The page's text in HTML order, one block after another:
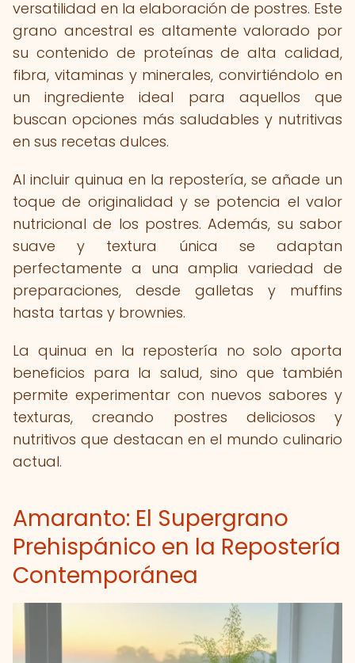
versatilidad en la elaboración de postres. Este
grano ancestral es altamente valorado por
su contenido de proteínas de alta calidad,
fibra, vitaminas y minerales, convirtiéndolo en
un ingrediente ideal para aquellos que
buscan opciones más saludables y nutritivas
en sus recetas dulces.
Al incluir quinua en la repostería, se añade un
toque de originalidad y se potencia el valor
nutricional de los postres. Además, su sabor
suave y textura única se adaptan
perfectamente a una amplia variedad de
preparaciones, desde galletas y muffins
hasta tartas y brownies.
La quinua en la repostería no solo aporta
beneficios para la salud, sino que también
permite experimentar con nuevos sabores y
texturas, creando postres deliciosos y
nutritivos que destacan en el mundo culinario
actual.
Amaranto: El Supergrano
Prehispánico en la Repostería
Contemporánea